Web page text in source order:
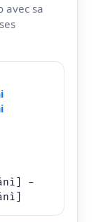
avec sa
-